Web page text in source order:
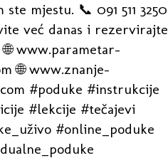
ste mjestu. 📞 091 511 3250
već danas i rezervirajte
www.parametar-
🌐 www.znanje-
#poduke #instrukcije
#lekcije #tečajevi
#online_poduke